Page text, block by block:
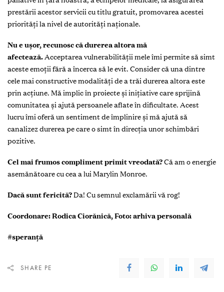
prestării acestor servicii cu titlu gratuit, promovarea acestei
priorități la nivel de autorități naționale.
Nu e ușor, recunosc că durerea altora mă
afectează.Acceptarea vulnerabilității mele îmi permite să simt
aceste emoții fără a încerca să le evit. Consider că una dintre
cele mai constructive modalități de a trăi durerea altora este
prin acțiune. Mă implic în proiecte și inițiative care sprijină
comunitatea și ajută persoanele aflate în dificultate. Acest
lucru îmi oferă un sentiment de împlinire și mă ajută să
canalizez durerea pe care o simt în direcția unor schimbări
pozitive.
Cel mai frumos compliment primit vreodată?Că am o energie
asemănătoare cu cea a lui Marylin Monroe.
Dacă sunt fericită?Da! Cu semnul exclamării vă rog!
Coordonare: Rodica Ciorănică, Foto: arhiva personală
#speranță
SHARE PE